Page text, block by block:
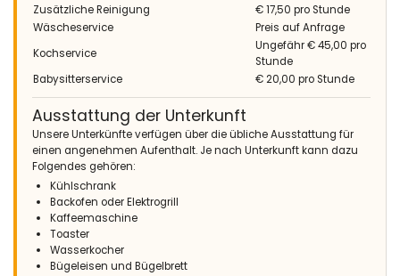
(Übersetzt von Google)
Eine sehr ruhige Gegend, aber in der Nähe des Arenal und der
Supermärkte. Eine großartige Villa mit ganztägiger Sonne, aber
vielen schattigen Bereichen.
Eine schöne Villa. Toller Pool und groß genug zum Schwimmen
und Tauchen. Die bequemsten Sonnenliegen. Ein sehr schöner
Familiengruppe, Oma, Opa, Mama, Papa und 2 Teenager im
Alter von 15 und 17 Jahren, also war die Villa perfekt für uns. Die
Großeltern konnten das Dachgeschosszimmer haben, das sie
liebten. Wir liebten auch den gemütlichen, kühlen
Verandabereich zum Sitzen und Essen. Die Klimaanlage wurde
sehr geschätzt. Wir hatten einen fantastischen Urlaub und
würden gerne wieder in die Villa Luna zurückkehren.
Zusätzliche Reinigung
€ 17,50 pro Stunde
Wäscheservice
Preis auf Anfrage
Kochservice
Ungefähr € 45,00 pro
Stunde
Babysitterservice
€ 20,00 pro Stunde
Ausstattung der Unterkunft
Unsere Unterkünfte verfügen über die übliche Ausstattung für
einen angenehmen Aufenthalt. Je nach Unterkunft kann dazu
Folgendes gehören:
Kühlschrank
Backofen oder Elektrogrill
Kaffeemaschine
Toaster
Wasserkocher
Bügeleisen und Bügelbrett